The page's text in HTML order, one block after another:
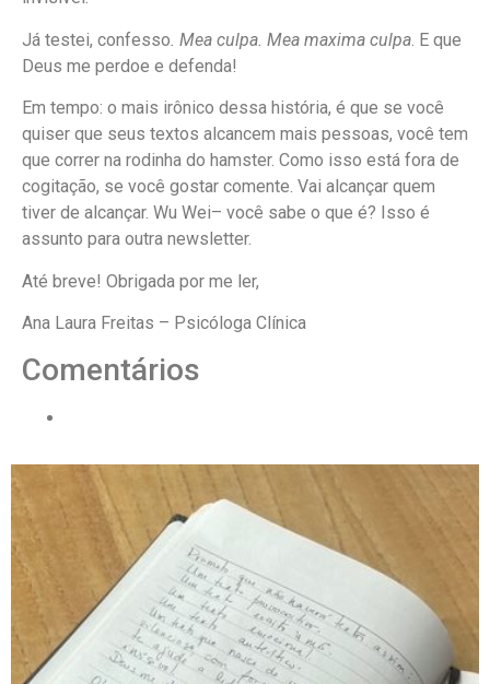
Já testei, confesso . Mea culpa. Mea maxima culpa . E que
Deus me perdoe e defenda!
Em tempo: o mais irônico dessa história, é que se você
quiser que seus textos alcancem mais pessoas, você tem
que correr na rodinha do hamster. Como isso está fora de
cogitação, se você gostar comente. Vai alcançar quem
tiver de alcançar. Wu Wei– você sabe o que é? Isso é
assunto para outra newsletter.
Até breve! Obrigada por me ler,
Ana Laura Freitas – Psicóloga Clínica
Comentários